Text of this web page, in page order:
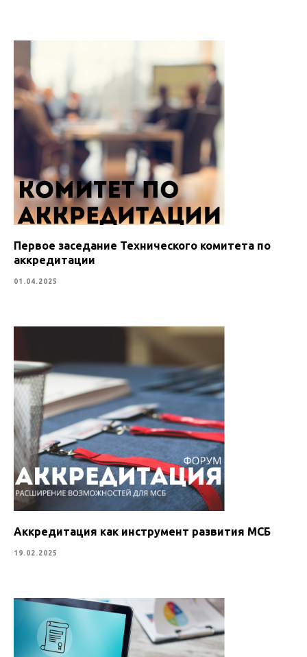
Первое заседание Технического комитета по
аккредитации
01.04.2025
Аккредитация как инструмент развития МСБ
19.02.2025